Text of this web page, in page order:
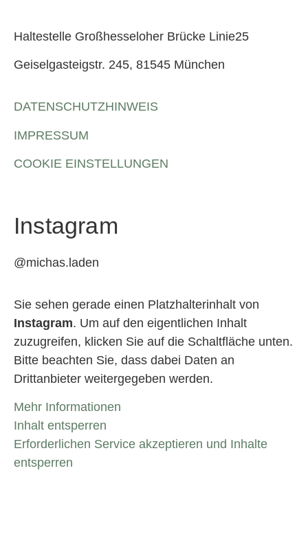
Haltestelle Großhesseloher Brücke Linie25
Geiselgasteigstr. 245, 81545 München
DATENSCHUTZHINWEIS
IMPRESSUM
COOKIE EINSTELLUNGEN
Instagram
@michas.laden
Sie sehen gerade einen Platzhalterinhalt von
Instagram. Um auf den eigentlichen Inhalt
zuzugreifen, klicken Sie auf die Schaltfläche unten.
Bitte beachten Sie, dass dabei Daten an
Drittanbieter weitergegeben werden.
Mehr Informationen
Inhalt entsperren
Erforderlichen Service akzeptieren und Inhalte
entsperren